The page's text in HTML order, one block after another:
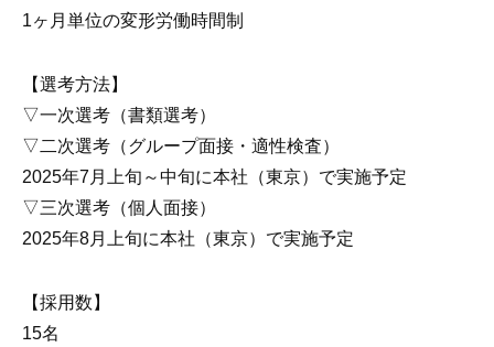
1ヶ月単位の変形労働時間制
【選考方法】
▽一次選考（書類選考）
▽二次選考（グループ面接・適性検査）
2025年7月上旬～中旬に本社（東京）で実施予定
▽三次選考（個人面接）
2025年8月上旬に本社（東京）で実施予定
【採用数】
15名